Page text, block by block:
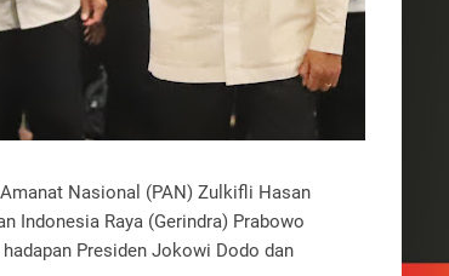
Nasional (PAN) Zulkifli Hasan
Indonesia Raya (Gerindra) Prabowo
Presiden Jokowi Dodo dan